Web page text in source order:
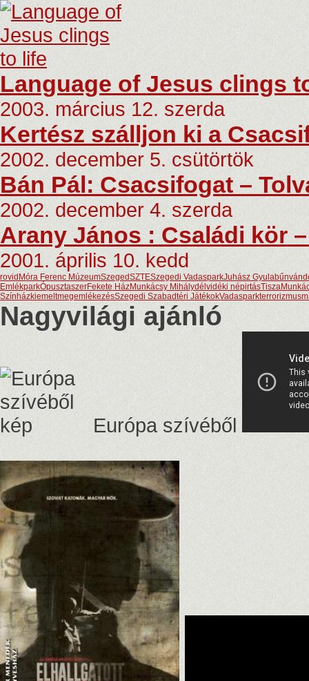
Language of Jesus clings
2003. március 12. szerda
Kertész szálljon ki a
2002. december 5. csütörtök
Bán Pál: Csacsifogat –
2002. december 4. szerda
Arany János : Családi kör
2001. április 10. kedd
rovid Móra Ferenc MúzeumSzegedSZTESzegedi VadasparkJuhász Gyula
EmlékparkÓpusztaszerFekete HázMunkácsy Mihálydélvidéki népirtásTisza
SzínházkiemeltmegemlékezésSzegedi Szabadtéri JátékokVadasparkterrorizmus
Nagyvilági ajánló
Európa szívéből